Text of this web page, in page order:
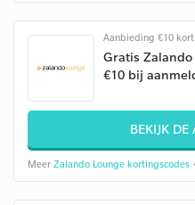
Aanbieding €10
Gratis
€10 bij
BEKIJK
Meer Zalando Lounge kortingscodes